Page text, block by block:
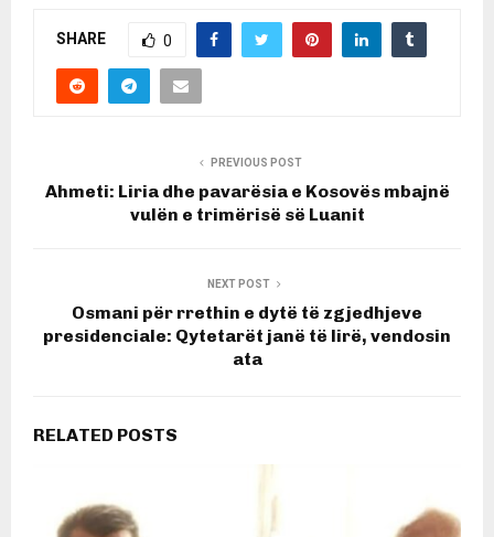
SHARE 0
PREVIOUS POST
Ahmeti: Liria dhe pavarësia e Kosovës mbajnë
vulën e trimërisë së Luanit
NEXT POST
Osmani për rrethin e dytë të zgjedhjeve
presidenciale: Qytetarët janë të lirë, vendosin
ata
RELATED POSTS